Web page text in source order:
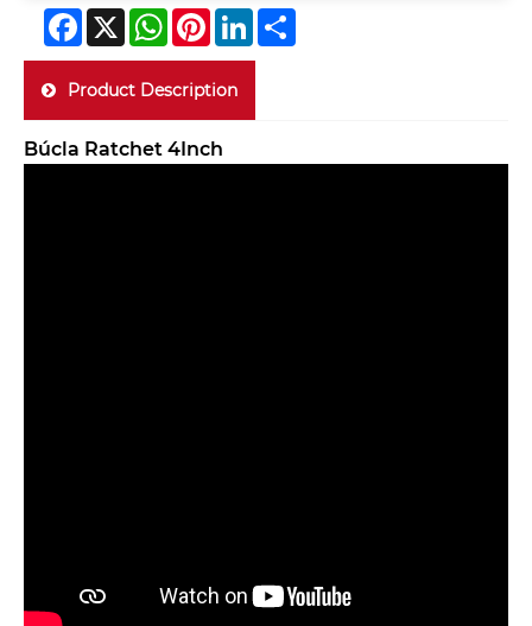
Facebook
X WhatsAppPinterestLinkedIn
Product Description
Búcla Ratchet 4Inch